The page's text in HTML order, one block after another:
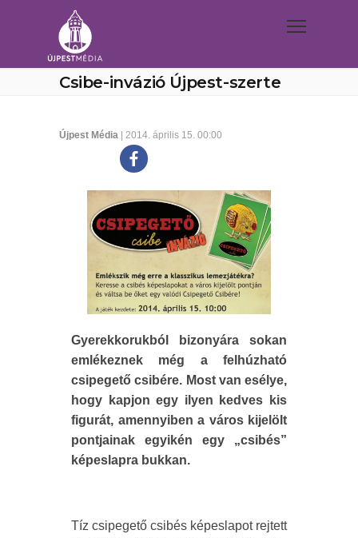
Csibe-invázió Újpest-szerte
Újpest Média | 2014. április 15. 00:00
Gyerekkorukból bizonyára sokan
emlékeznek még a felhúzható
csipegető csibére. Most van esélye,
hogy kapjon egy ilyen kedves kis
figurát, amennyiben a város kijelölt
pontjainak egyikén egy „csibés”
képeslapra bukkan.
Tíz csipegető csibés képeslapot rejtett